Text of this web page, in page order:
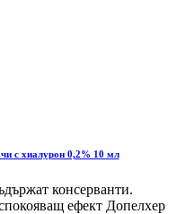
с хиалурон 0,2% 10 мл
консерванти.
ефект Допелхер